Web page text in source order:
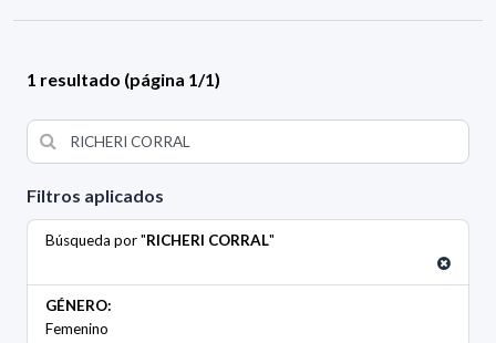
Filtros aplicados
Búsqueda por "RICHERI CORRAL"
GÉNERO:
Femenino
1 resultado (página 1/1)